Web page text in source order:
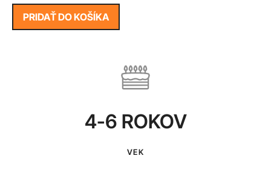
PRIDAŤ DO KOŠÍKA
4-6 ROKOV
VEK